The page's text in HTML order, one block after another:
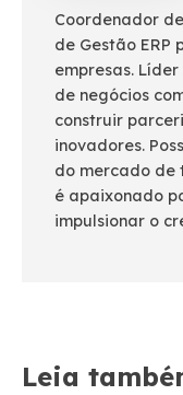
Coordenador
de Gestão ERP
empresas.
de negócios
construir
inovadores.
do mercado de
é apaixonado
impulsionar o
Leia